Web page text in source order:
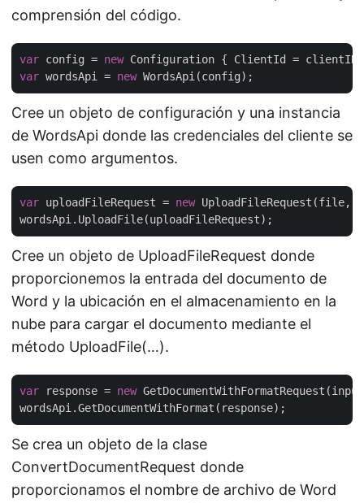
comprensión del código.
var config = new
var wordsApi = new
Cree un objeto de configuración y una instancia
de WordsApi donde las credenciales del cliente se
usen como argumentos.
var uploadFileRequest = new UploadFileRequest(file,
Cree un objeto de UploadFileRequest donde
proporcionemos la entrada del documento de
Word y la ubicación en el almacenamiento en la
nube para cargar el documento mediante el
método UploadFile(…).
var response = new
Se crea un objeto de la clase
ConvertDocumentRequest donde
proporcionamos el nombre de archivo de Word